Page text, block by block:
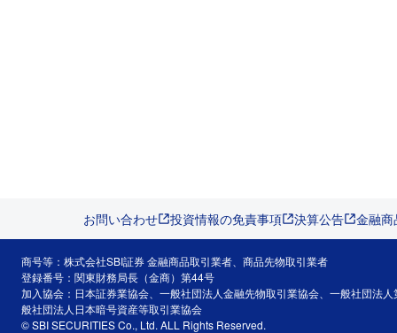
お問い合わせ 投資情報の免責事項 決算公告 金融
商号等：株式会社SBI証券 金融商品取引業者、商品先物取引業者
登録番号：関東財務局長（金商）第44号
加入協会：日本証券業協会、一般社団法人金融先物取引業協会、一般社団法
般社団法人日本暗号資産等取引業協会
© SBI SECURITIES Co., Ltd. ALL Rights Reserved.